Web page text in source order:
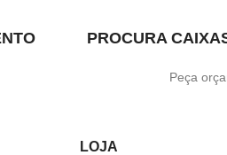
PROCURA
Peça
LOJA